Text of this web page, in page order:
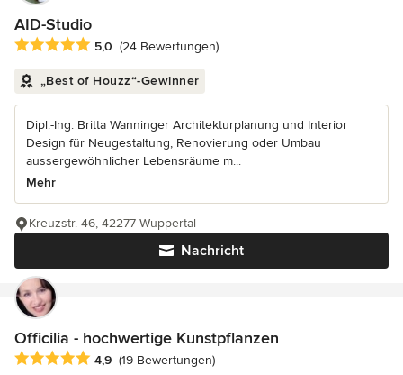
AID-Studio
Durchschnittliche Bewertung: 5 von 5 Sternen
5,0 (24 Bewertungen)
„Best of Houzz“-Gewinner
Dipl.-Ing. Britta Wanninger Architekturplanung und Interior
Design für Neugestaltung, Renovierung oder Umbau
aussergewöhnlicher Lebensräume m...
Mehr
Nachricht
Kreuzstr. 46, 42277 Wuppertal
Officilia - hochwertige Kunstpflanzen
Durchschnittliche Bewertung: 4.9 von 5 Sternen
4,9 (19 Bewertungen)